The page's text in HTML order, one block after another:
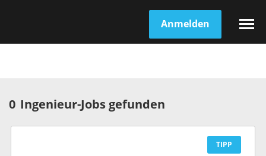
Anmelden
0 Ingenieur-Jobs gefunden
TIPP